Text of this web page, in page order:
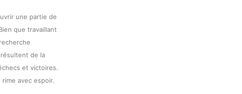
une partie de
que travaillant
de la
et victoires.
rime avec espoir.